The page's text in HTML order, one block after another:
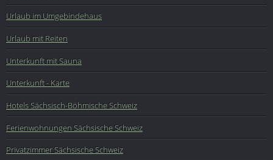
Urlaub im Umgebindehaus
Urlaub mit Reiten
Unterkunft mit Sauna
Unterkunft - Karte
Hotels Sächsisch-Böhmische Schweiz
Ferienwohnungen Sächsische Schweiz
Privatzimmer Sächsische Schweiz